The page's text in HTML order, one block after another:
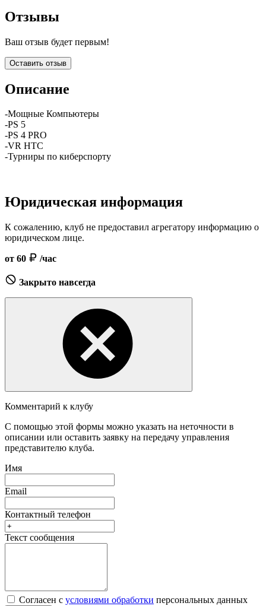
Отзывы
Ваш отзыв будет первым!
Оставить отзыв
Описание
-Мощные Компьютеры
-PS 5
-PS 4 PRO
-VR HTC
-Турниры по киберспорту
Юридическая информация
К сожалению, клуб не предоставил агрегатору информацию о
юридическом лице.
от 60 /час
Закрыто навсегда
Комментарий к клубу
С помощью этой формы можно указать на неточности в
описании или оставить заявку на передачу управления
представителю клуба.
Имя
Email
Контактный телефон
Текст сообщения
Согласен с условиями обработки персональных данных